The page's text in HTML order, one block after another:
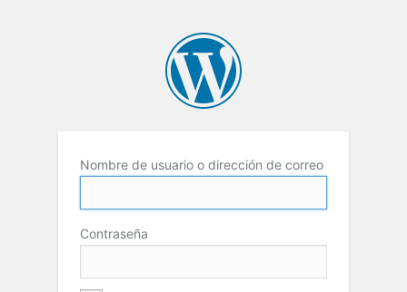
Nombre de usuario o dirección de correo
Contraseña